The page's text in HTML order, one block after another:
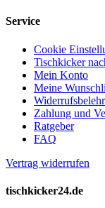
Service
Cookie
Tischkicker
Mein Konto
Meine
Zahlung und
Ratgeber
FAQ
Vertrag widerrufen
tischkicker24.de